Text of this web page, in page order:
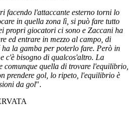
facendo l'attaccante esterno torni lo
in quella zona lì, si può fare tutto
propri giocatori ci sono e Zaccani ha
ed entrare in mezzo al campo, di
la gamba per poterlo fare. Però in
c'è bisogno di qualcos'altro. La
comunque quella di trovare l'equilibrio,
prendere gol, lo ripeto, l'equilibrio è
da gol".